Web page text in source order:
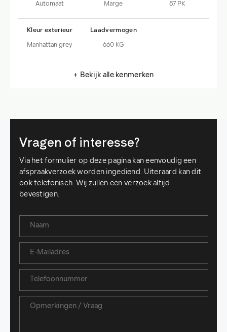
Automaat Marge 87 PK
Kleur exterieur
Manhattan grey
Laadvermogen
660 KG
+ Bekijk alle kenmerken
Vragen of interesse?
Via het formulier op deze pagina kan eenvoudig een
afspraakverzoek worden ingediend. Uiteraard kan dit
ook telefonisch. Wij zullen een verzoek altijd
bevestigen.